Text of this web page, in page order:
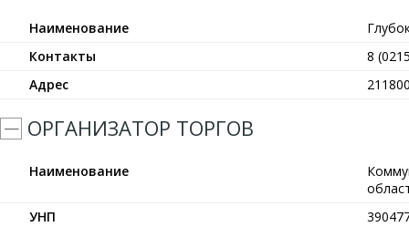
Наименование
Контакты
8
Адрес
ОРГАНИЗАТОР ТОРГОВ
Наименование
УНП